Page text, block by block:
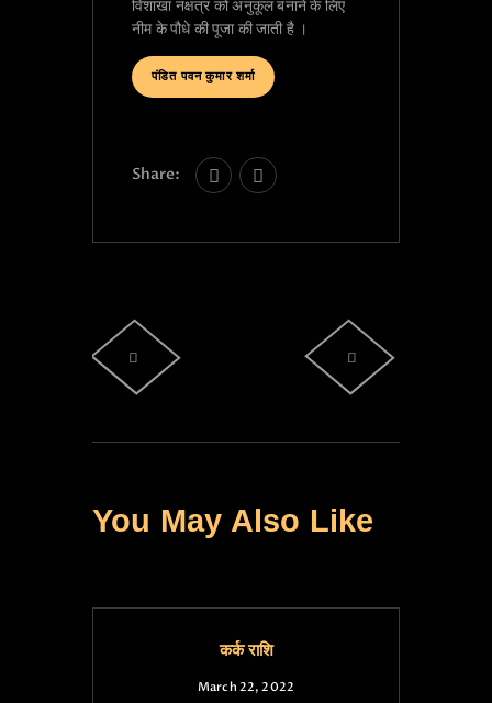
विशाखा नक्षत्र को अनुकूल बनाने के लिए
नीम के पौधे की पूजा की जाती है ।
पंडित पवन कुमार शर्मा
Share:
You May Also Like
कर्क राशि
March 22, 2022